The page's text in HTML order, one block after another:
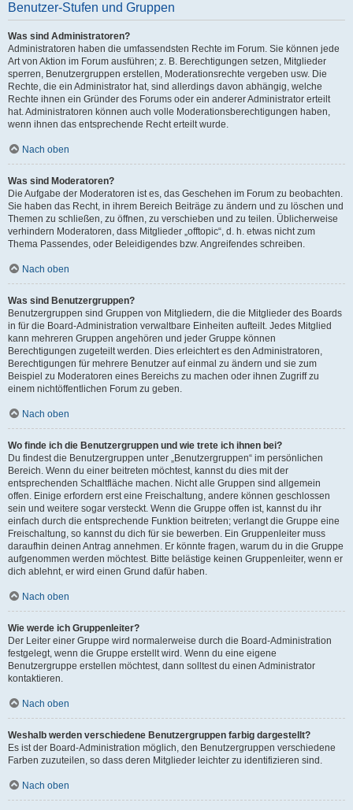
Benutzer-Stufen und Gruppen
Was sind Administratoren?
Administratoren haben die umfassendsten Rechte im Forum. Sie können jede
Art von Aktion im Forum ausführen; z. B. Berechtigungen setzen, Mitglieder
sperren, Benutzergruppen erstellen, Moderationsrechte vergeben usw. Die
Rechte, die ein Administrator hat, sind allerdings davon abhängig, welche
Rechte ihnen ein Gründer des Forums oder ein anderer Administrator erteilt
hat. Administratoren können auch volle Moderationsberechtigungen haben,
wenn ihnen das entsprechende Recht erteilt wurde.
Nach oben
Was sind Moderatoren?
Die Aufgabe der Moderatoren ist es, das Geschehen im Forum zu beobachten.
Sie haben das Recht, in ihrem Bereich Beiträge zu ändern und zu löschen und
Themen zu schließen, zu öffnen, zu verschieben und zu teilen. Üblicherweise
verhindern Moderatoren, dass Mitglieder „offtopic“, d. h. etwas nicht zum
Thema Passendes, oder Beleidigendes bzw. Angreifendes schreiben.
Nach oben
Was sind Benutzergruppen?
Benutzergruppen sind Gruppen von Mitgliedern, die die Mitglieder des Boards
in für die Board-Administration verwaltbare Einheiten aufteilt. Jedes Mitglied
kann mehreren Gruppen angehören und jeder Gruppe können
Berechtigungen zugeteilt werden. Dies erleichtert es den Administratoren,
Berechtigungen für mehrere Benutzer auf einmal zu ändern und sie zum
Beispiel zu Moderatoren eines Bereichs zu machen oder ihnen Zugriff zu
einem nichtöffentlichen Forum zu geben.
Nach oben
Wo finde ich die Benutzergruppen und wie trete ich ihnen bei?
Du findest die Benutzergruppen unter „Benutzergruppen“ im persönlichen
Bereich. Wenn du einer beitreten möchtest, kannst du dies mit der
entsprechenden Schaltfläche machen. Nicht alle Gruppen sind allgemein
offen. Einige erfordern erst eine Freischaltung, andere können geschlossen
sein und weitere sogar versteckt. Wenn die Gruppe offen ist, kannst du ihr
einfach durch die entsprechende Funktion beitreten; verlangt die Gruppe eine
Freischaltung, so kannst du dich für sie bewerben. Ein Gruppenleiter muss
daraufhin deinen Antrag annehmen. Er könnte fragen, warum du in die Gruppe
aufgenommen werden möchtest. Bitte belästige keinen Gruppenleiter, wenn er
dich ablehnt, er wird einen Grund dafür haben.
Nach oben
Wie werde ich Gruppenleiter?
Der Leiter einer Gruppe wird normalerweise durch die Board-Administration
festgelegt, wenn die Gruppe erstellt wird. Wenn du eine eigene
Benutzergruppe erstellen möchtest, dann solltest du einen Administrator
kontaktieren.
Nach oben
Weshalb werden verschiedene Benutzergruppen farbig dargestellt?
Es ist der Board-Administration möglich, den Benutzergruppen verschiedene
Farben zuzuteilen, so dass deren Mitglieder leichter zu identifizieren sind.
Nach oben